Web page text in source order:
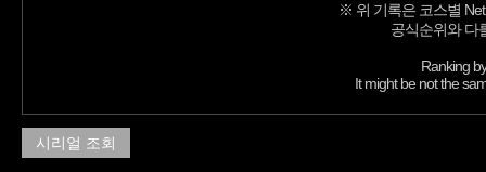
※ 위 기록은 코스별
공식순위와 다
Ranking
It might be not the
시리얼 조회